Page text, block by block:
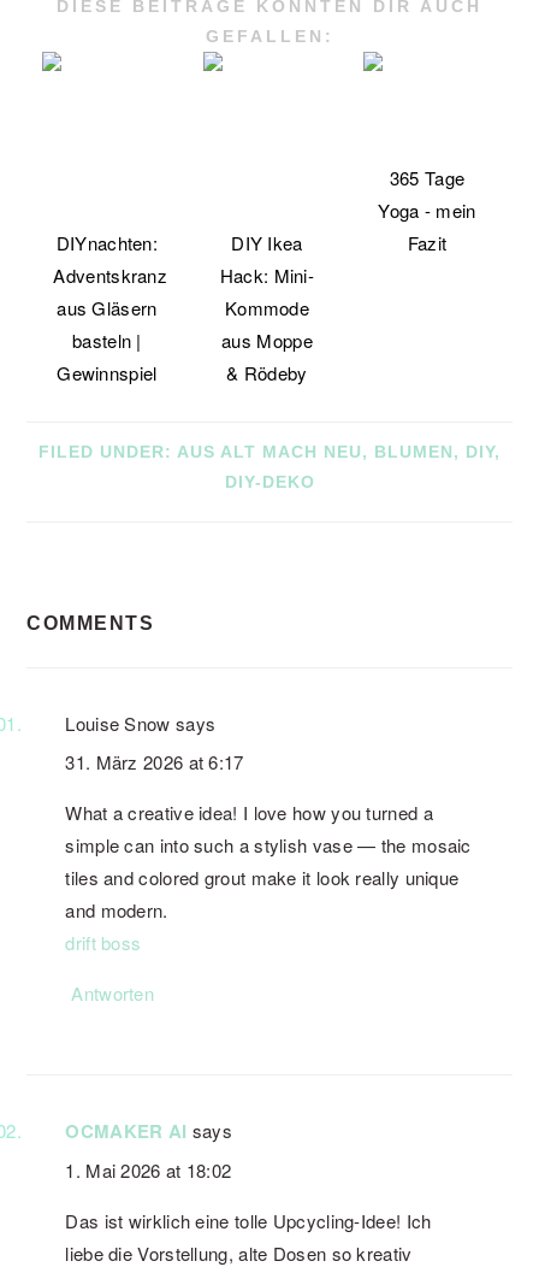
DIESE BEITRÄGE KÖNNTEN DIR AUCH
GEFALLEN:
DIYnachten:
Adventskranz
aus Gläsern
basteln |
Gewinnspiel
DIY Ikea
Hack: Mini-
Kommode
aus Moppe
& Rödeby
365 Tage
Yoga - mein
Fazit
FILED UNDER: AUS ALT MACH NEU, BLUMEN, DIY,
DIY-DEKO
INTERACTIONS
COMMENTS
Louise Snow says
31. März 2026 at 6:17
What a creative idea! I love how you turned a
simple can into such a stylish vase — the mosaic
tiles and colored grout make it look really unique
and modern.
drift boss
Antworten
OCMAKER AI says
1. Mai 2026 at 18:02
Das ist wirklich eine tolle Upcycling-Idee! Ich
liebe die Vorstellung, alte Dosen so kreativ